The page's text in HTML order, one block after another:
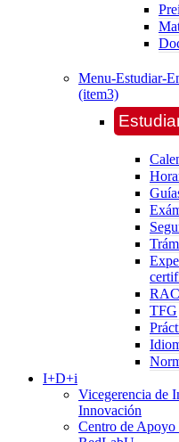
Menu-Estudiar-
(item3)
RAC
TFG
I+D+i
Vicegerencia de
Innovación
Centro de